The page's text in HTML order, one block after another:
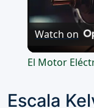
Watch on
El Motor
Escala